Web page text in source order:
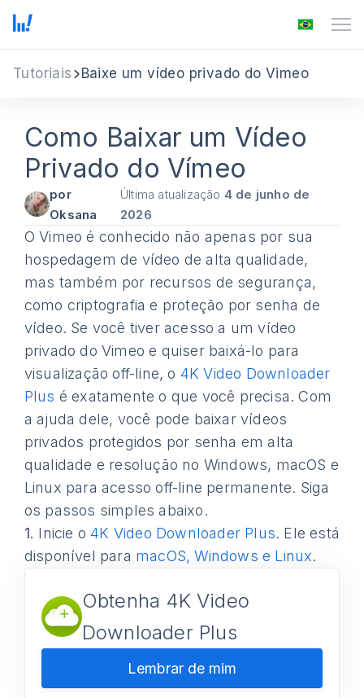
Tutoriais Baixe um vídeo privado do Vimeo
Como Baixar um Vídeo
Privado do Vímeo
por
Oksana
Última atualização 4 de junho de
2026
O Vimeo é conhecido não apenas por sua
hospedagem de vídeo de alta qualidade,
mas também por recursos de segurança,
como criptografia e proteção por senha de
vídeo. Se você tiver acesso a um vídeo
privado do Vimeo e quiser baixá-lo para
visualização off-line, o 4K Video Downloader
Plus é exatamente o que você precisa. Com
a ajuda dele, você pode baixar vídeos
privados protegidos por senha em alta
qualidade e resolução no Windows, macOS e
Linux para acesso off-line permanente. Siga
os passos simples abaixo.
1. Inicie o4K Video Downloader Plus. Ele está
disponível para macOS, Windows e Linux.
Obtenha 4K Video
Downloader Plus
Lembrar de mim